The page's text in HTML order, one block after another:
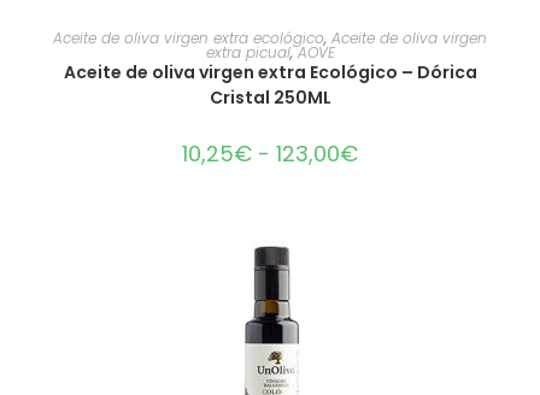
SELECCIONAR OPCIONES
Aceite de oliva virgen extra ecológico, Aceite de oliva virgen
extra picual,AOVE
Aceite de oliva virgen extra Ecológico – Dórica
Cristal 250ML
10,25€ - 123,00€